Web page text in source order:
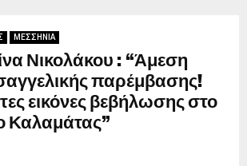
ΜΕΣΣΗΝΙΑ
Νικολάκου : “Άμεση
παρέμβασης!
εικόνες βεβήλωσης στο
Καλαμάτας”